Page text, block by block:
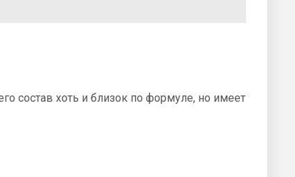
состав хоть и близок по формуле, но имеет